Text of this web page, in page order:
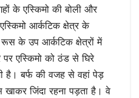
के एस्किमो की बोली और
आर्कटिक क्षेत्र के
रूस के उप आर्कटिक क्षेत्रों में
पर एस्किमो को ठंड से घिरे
है। बर्फ की वजह से वहां पेड़
खाकर जिंदा रहना पड़ता है। वे